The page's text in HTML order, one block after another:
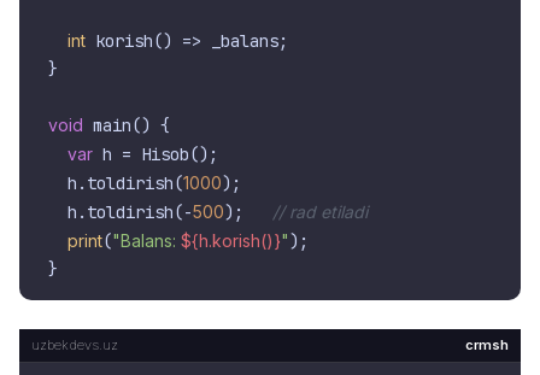
int korish() => _balans;
}
void main() {
var h = Hisob();
  h.toldirish(
1000);
  h.toldirish(-
500); // rad etiladi
print("Balans: ${h.korish()}");
crmsh